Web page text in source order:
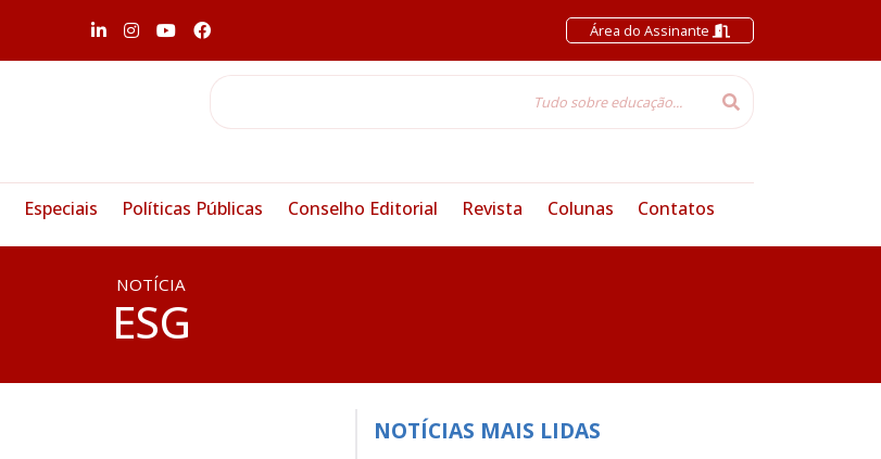
Área do Assinante
Especiais Políticas Públicas Conselho Editorial Revista Colunas Contatos
NOTÍCIA
ESG
NOTÍCIAS MAIS LIDAS